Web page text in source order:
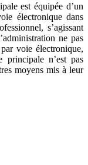
est équipée d’un
électronique dans
s’agissant
ne pas
voie électronique,
principale n’est pas
moyens mis à leur